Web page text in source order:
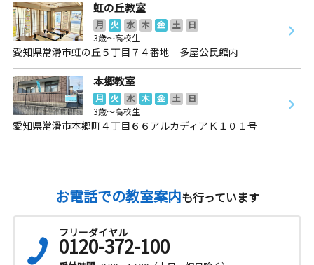
虹の丘教室
月 火 水 木 金 土
日
3歳～高校生
愛知県常滑市虹の丘５丁目７４番地 多屋公民館内
本郷教室
月 火 水 木 金 土
日
3歳～高校生
愛知県常滑市本郷町４丁目６６アルカディアＫ１０１号
お電話での教室案内も行っています
フリーダイヤル
0120-372-100